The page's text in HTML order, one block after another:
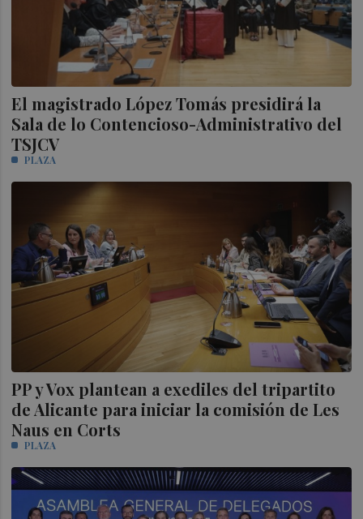
El magistrado López Tomás presidirá la
Sala de lo Contencioso-Administrativo del
TSJCV
PLAZA
PP y Vox plantean a exediles del tripartito
de Alicante para iniciar la comisión de Les
Naus en Corts
PLAZA